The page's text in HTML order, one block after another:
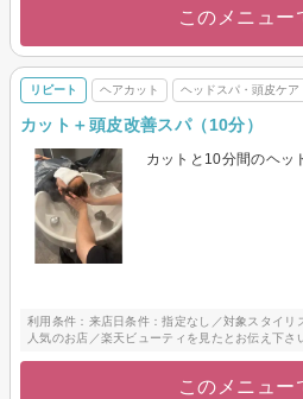
このメニュー
リピート ヘアカット ヘッドスパ・頭皮ケア
カット＋頭皮改善スパ（10分）
カットと10分間のヘッ
利用条件：来店日条件：指定なし／対象スタイリ
人気のお店／楽天ビューティを見たとお伝え下さ
このメニュー